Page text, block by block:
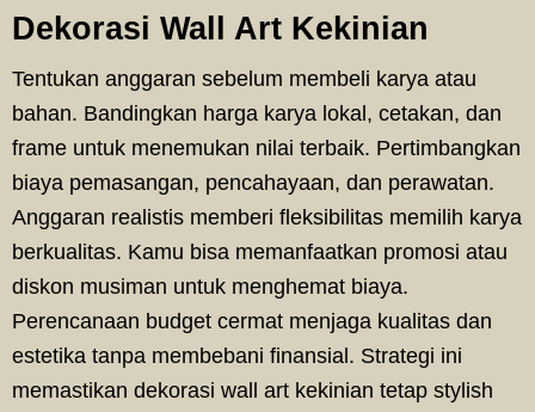
Dekorasi Wall Art Kekinian
Tentukan anggaran sebelum membeli karya atau
bahan. Bandingkan harga karya lokal, cetakan, dan
frame untuk menemukan nilai terbaik. Pertimbangkan
biaya pemasangan, pencahayaan, dan perawatan.
Anggaran realistis memberi fleksibilitas memilih karya
berkualitas. Kamu bisa memanfaatkan promosi atau
diskon musiman untuk menghemat biaya.
Perencanaan budget cermat menjaga kualitas dan
estetika tanpa membebani finansial. Strategi ini
memastikan dekorasi wall art kekinian tetap stylish